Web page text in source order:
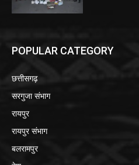
POPULAR CATEGORY
छत्तीसगढ़
सरगुजा संभाग
रायपुर
रायपुर संभाग
बलरामपुर